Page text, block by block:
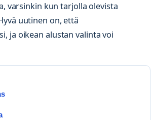
varsinkin kun tarjolla olevista
uutinen on, että
ja oikean alustan valinta voi